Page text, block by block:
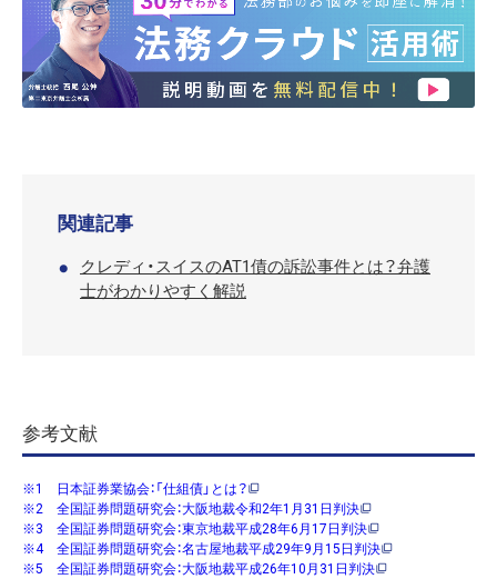
関連記事
クレディ・スイスのAT1債の訴訟事件とは？弁護
士がわかりやすく解説
参考文献
※1 日本証券業協会：「仕組債」とは？
※2 全国証券問題研究会：大阪地裁令和2年1月31日判決
※3 全国証券問題研究会：東京地裁平成28年6月17日判決
※4 全国証券問題研究会：名古屋地裁平成29年9月15日判決
※5 全国証券問題研究会：大阪地裁平成26年10月31日判決